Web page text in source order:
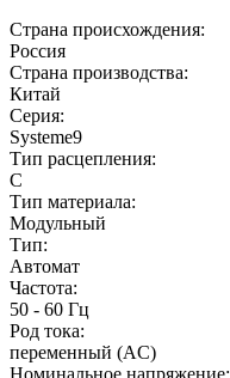
Страна происхождения:
Россия
Страна производства:
Китай
Серия:
Systeme9
Тип расцепления:
C
Тип материала:
Модульный
Тип:
Автомат
Частота:
50 - 60 Гц
Род тока:
переменный (AC)
Номинальное напряжение: